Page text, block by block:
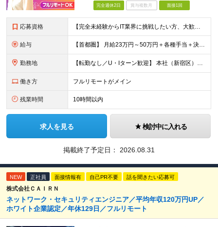
完全週休2日 賞与複数月 面接1回
応募資格 【完全未経験からIT業界に挑戦したい方、大歓迎！】 ●応募年齢制限：34歳まで（若年層の長期キャリア形成を図るため） ★学歴不問・転職回数不問 ★第二新卒・社会人デビューOK 【こんな方を求めていま
給与 【首都圏】 月給23万円～50万円＋各種手当＋決算賞与 【大阪】 月給22万円～50万円＋各種手当＋決算賞与 【愛知】 月給21.5万円～50万円＋各種手当＋決算賞与 【福岡・宮城】 月給20万
勤務地 【転勤なし／U・Iターン歓迎】 本社（新宿区）、大阪支店、名古屋支店または東京都・神奈川県・千葉県・埼玉県・愛知県・大阪府・福岡県をはじめ、全国のプロジェクト先 ※ご希望を最大限考慮して配属先を決定
働き方 フルリモートがメイン
残業時間 10時間以内
求人を見る 検討中に入れる
掲載終了予定日： 2026.08.31
NEW 正社員 面接情報有 自己PR不要 話を聞きたい応募可
株式会社ＣＡＩＲＮ
ネットワーク・セキュリティエンジニア／平均年収120万円UP／
ホワイト企業認定／年休129日／フルリモート